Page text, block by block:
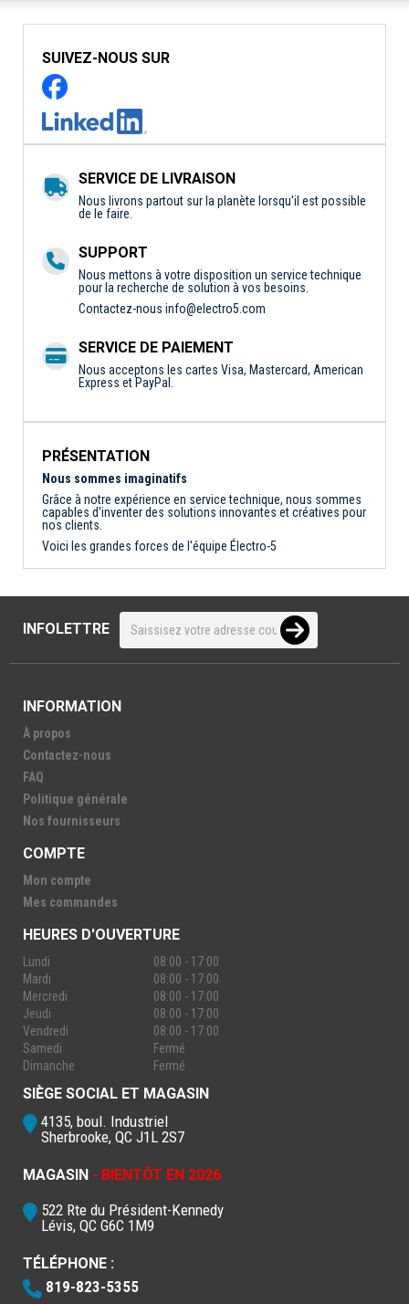
SUIVEZ-NOUS SUR
SERVICE DE LIVRAISON
Nous livrons partout sur la planète lorsqu'il est possible
de le faire.
SUPPORT
Nous mettons à votre disposition un service technique
pour la recherche de solution à vos besoins.
Contactez-nous info@electro5.com
SERVICE DE PAIEMENT
Nous acceptons les cartes Visa, Mastercard, American
Express et PayPal.
PRÉSENTATION
Nous sommes imaginatifs
Grâce à notre expérience en service technique, nous sommes
capables d'inventer des solutions innovantes et créatives pour
nos clients.
Voici les grandes forces de l'équipe Électro-5
INFOLETTRE
INFORMATION
À propos
Contactez-nous
FAQ
Politique générale
Nos fournisseurs
COMPTE
Mon compte
Mes commandes
HEURES D'OUVERTURE
Lundi
08:00 - 17:00
Mardi
08:00 - 17:00
Mercredi
08:00 - 17:00
Jeudi
08:00 - 17:00
Vendredi
08:00 - 17:00
Samedi
Fermé
Dimanche
Fermé
SIÈGE SOCIAL ET MAGASIN
4135, boul. Industriel
Sherbrooke, QC J1L 2S7
MAGASIN - BIENTÔT EN 2026
522 Rte du Président-Kennedy
Lévis, QC G6C 1M9
TÉLÉPHONE :
819-823-5355